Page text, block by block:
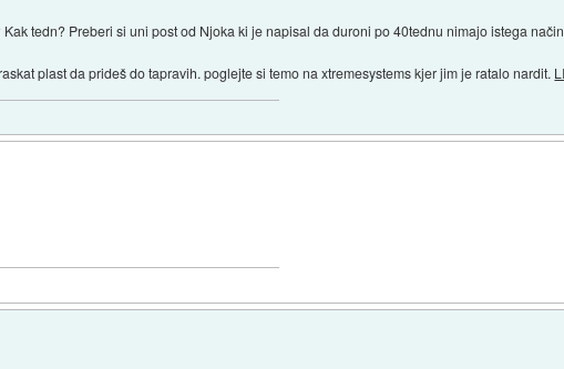
tedn? Preberi si uni post od Njoka ki je napisal da duroni po 40tednu nimajo istega
plast da prideš do tapravih. poglejte si temo na xtremesystems kjer jim je ratalo nardit.